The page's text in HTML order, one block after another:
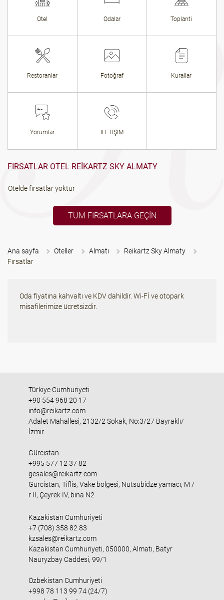
Otel Odalar Toplanti
Restoranlar Fotoğraf Kurallar
Yorumlar İLETİŞİM
FIRSATLAR OTEL REIKARTZ SKY ALMATY
Otelde fırsatlar yoktur
TÜM FIRSATLARA GEÇIN
Ana sayfa Oteller Almatı
Reikartz Sky Almaty
Fırsatlar
Oda fiyatına kahvaltı ve KDV dahildir. Wi-Fİ ve otopark
misafilerimize ücretsizdir.
Türkiye Cumhuriyeti
+90 554 968 20 17
info@reikartz.com
Adalet Mahallesi, 2132/2 Sokak, No:3/27 Bayraklı/
İzmir
Gürcistan
+995 577 12 37 82
gesales@reikartz.com
Gürcistan, Tiflis, Vake bölgesi, Nutsubidze yamacı, M /
r II, Çeyrek IV, bina N2
Kazakistan Cumhuriyeti
+7 (708) 358 82 83
kzsales@reikartz.com
Kazakistan Cumhuriyeti, 050000, Almatı, Batyr
Nauryzbay Caddesi, 99/1
Özbekistan Cumhuriyeti
+998 78 113 99 74 (24/7)